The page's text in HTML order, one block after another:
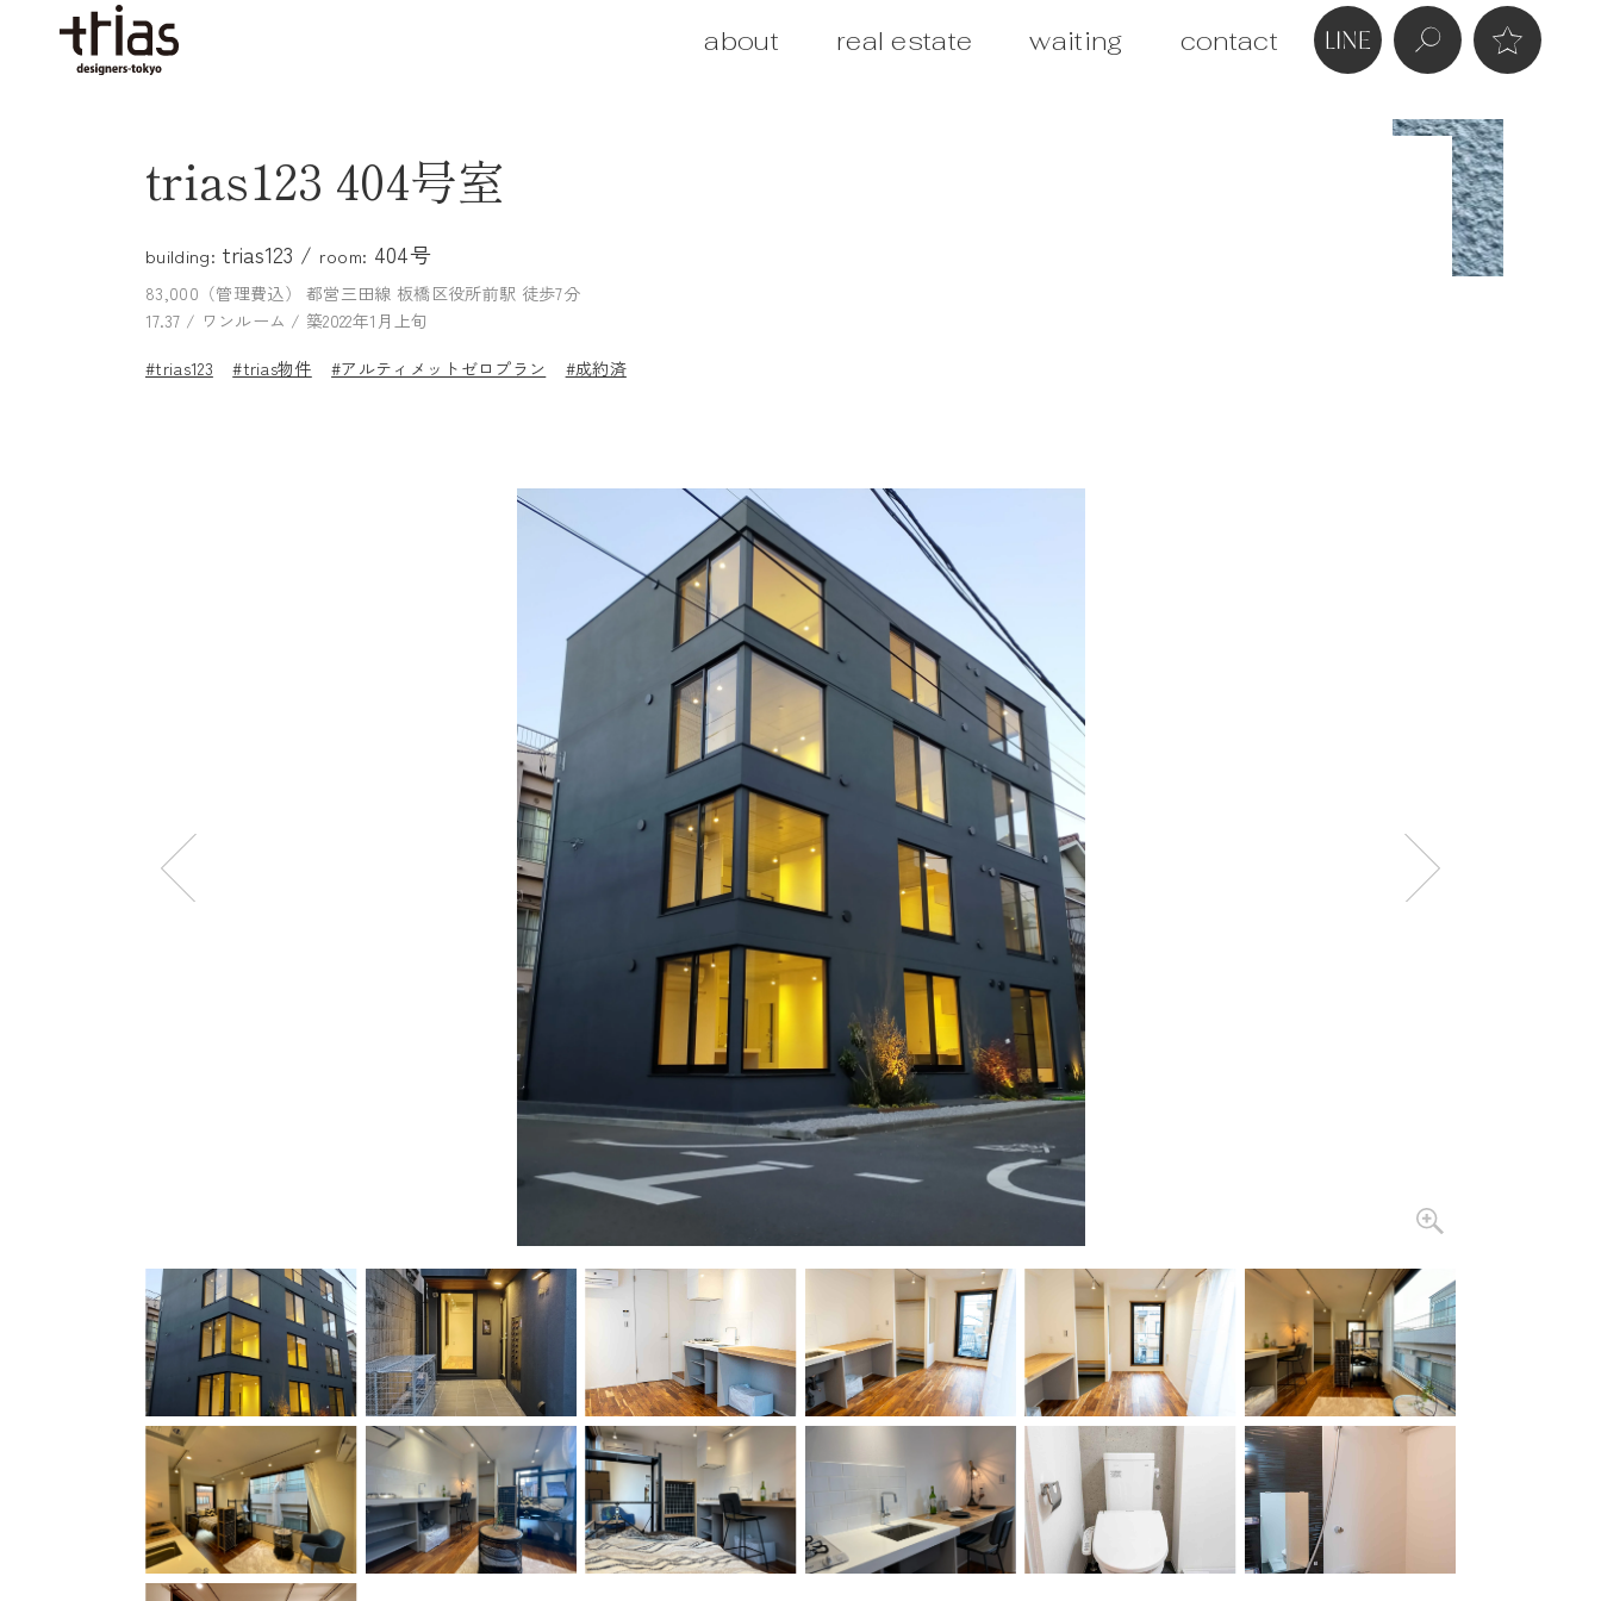
trias123 404号室
building: trias123 / room: 404号
83,000（管理費込）都営三田線 板橋区役所前駅 徒歩7分
17.37 / ワンルーム / 築2022年1月上旬
#trias123
#trias物件 #アルティメットゼロプラン #成約済